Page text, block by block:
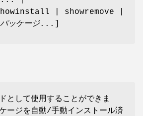
| showremove |
パッケージ...]
として使用することができま
ージを自動/手動インストール済